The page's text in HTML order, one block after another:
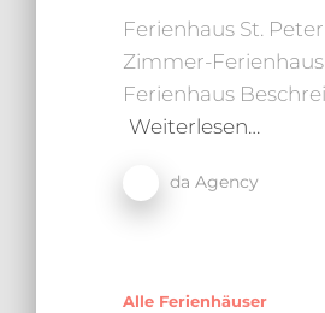
Ferienhaus St.
Zimmer-Ferienhaus
Ferienhaus
Weiterlesen…
da Agency
Alle Ferienhäuser